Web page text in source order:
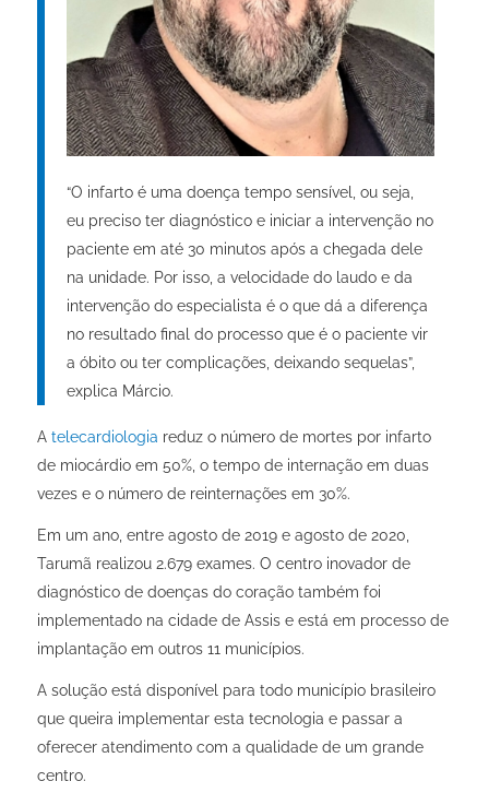
“O infarto é uma doença tempo sensível, ou seja,
eu preciso ter diagnóstico e iniciar a intervenção no
paciente em até 30 minutos após a chegada dele
na unidade. Por isso, a velocidade do laudo e da
intervenção do especialista é o que dá a diferença
no resultado final do processo que é o paciente vir
a óbito ou ter complicações, deixando sequelas”,
explica Márcio.
A telecardiologia reduz o número de mortes por infarto
de miocárdio em 50%, o tempo de internação em duas
vezes e o número de reinternações em 30%.
Em um ano, entre agosto de 2019 e agosto de 2020,
Tarumã realizou 2.679 exames. O centro inovador de
diagnóstico de doenças do coração também foi
implementado na cidade de Assis e está em processo de
implantação em outros 11 municípios.
A solução está disponível para todo município brasileiro
que queira implementar esta tecnologia e passar a
oferecer atendimento com a qualidade de um grande
centro.